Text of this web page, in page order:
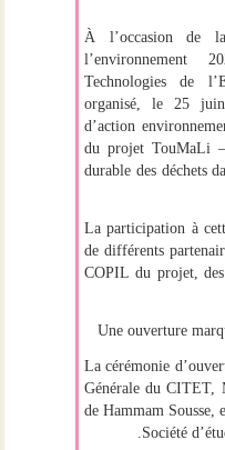
À l’occasion de
Technologies de
organisé, le 25
d’action
du projetTouMaLi –
durable des déchets
La participation à
de différents
COPIL du projet,
Une ouverture
La cérémonie
Générale du CITET,
de Hammam Sousse,
Société
.